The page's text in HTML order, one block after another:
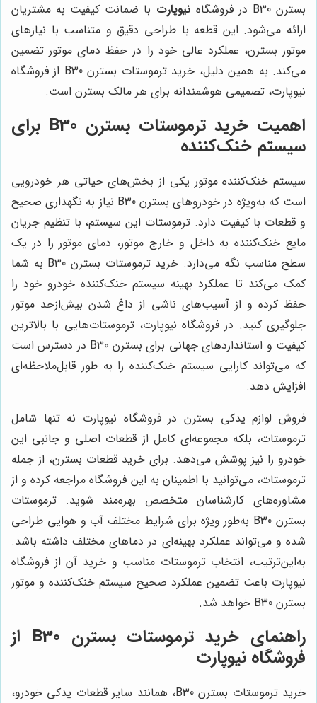
بسترن B30 در فروشگاه
نیوپارت با ضمانت کیفیت به مشتریان
ارائه می‌شود. این قطعه با طراحی دقیق و متناسب با نیازهای
موتور بسترن، عملکرد عالی خود را در حفظ دمای موتور تضمین
می‌کند. به همین دلیل، خرید ترموستات بسترن B30 از فروشگاه
نیوپارت، تصمیمی هوشمندانه برای هر مالک بسترن است.
اهمیت خرید ترموستات بسترن B30 برای
سیستم خنک‌کننده
سیستم خنک‌کننده موتور یکی از بخش‌های حیاتی هر خودرویی
است که به‌ویژه در خودروهای بسترن B30 نیاز به نگهداری صحیح
و قطعات با کیفیت دارد. ترموستات این سیستم، با تنظیم جریان
مایع خنک‌کننده به داخل و خارج موتور، دمای موتور را در یک
سطح مناسب نگه می‌دارد. خرید ترموستات بسترن B30 به شما
کمک می‌کند تا عملکرد بهینه سیستم خنک‌کننده خودرو خود را
حفظ کرده و از آسیب‌های ناشی از داغ شدن بیش‌ازحد موتور
جلوگیری کنید. در فروشگاه نیوپارت، ترموستات‌هایی با بالاترین
کیفیت و استانداردهای جهانی برای بسترن B30 در دسترس است
که می‌تواند کارایی سیستم خنک‌کننده را به طور قابل‌ملاحظه‌ای
افزایش دهد.
فروش لوازم یدکی بسترن در فروشگاه نیوپارت نه تنها شامل
ترموستات، بلکه مجموعه‌ای کامل از قطعات اصلی و جانبی این
خودرو را نیز پوشش می‌دهد. برای خرید قطعات بسترن، از جمله
ترموستات، می‌توانید با اطمینان به این فروشگاه مراجعه کرده و از
مشاوره‌های کارشناسان متخصص بهره‌مند شوید. ترموستات
بسترن B30 به‌طور ویژه برای شرایط مختلف آب و هوایی طراحی
شده و می‌تواند عملکرد بهینه‌ای در دماهای مختلف داشته باشد.
به‌این‌ترتیب، انتخاب ترموستات مناسب و خرید آن از فروشگاه
نیوپارت باعث تضمین عملکرد صحیح سیستم خنک‌کننده و موتور
بسترن B30 خواهد شد.
راهنمای خرید ترموستات بسترن B30 از
فروشگاه نیوپارت
خرید ترموستات بسترن B30، همانند سایر قطعات یدکی خودرو،